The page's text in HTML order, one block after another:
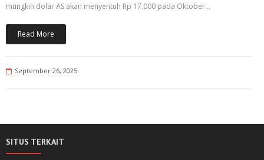
mungkin dolar AS akan menyentuh Rp 17.000 pada Oktober…
Read More
September 26, 2025
SITUS TERKAIT